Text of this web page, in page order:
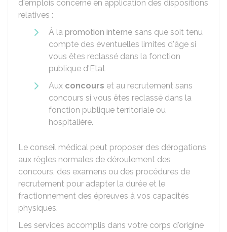
d'emplois concerné en application des dispositions
relatives :
À la promotion interne sans que soit tenu
compte des éventuelles limites d'âge si
vous êtes reclassé dans la fonction
publique d'Etat
Aux concours et au recrutement sans
concours si vous êtes reclassé dans la
fonction publique territoriale ou
hospitalière.
Le conseil médical peut proposer des dérogations
aux règles normales de déroulement des
concours, des examens ou des procédures de
recrutement pour adapter la durée et le
fractionnement des épreuves à vos capacités
physiques.
Les services accomplis dans votre corps d'origine